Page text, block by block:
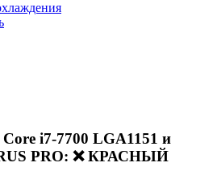
i7-7700 LGA1151 и
PRO: ❌ КРАСНЫЙ